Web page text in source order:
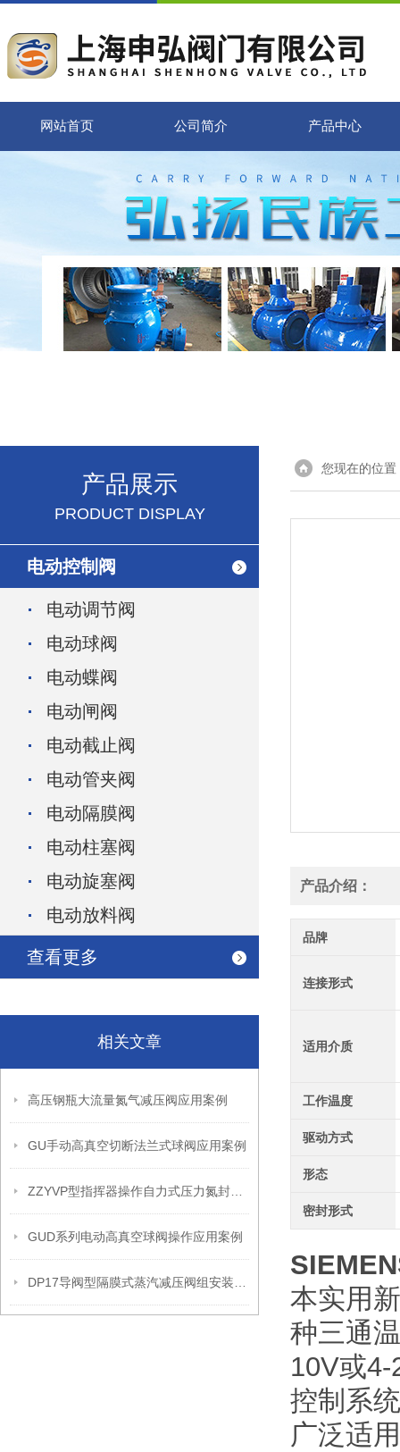
网站首页 公司简介 产品中心
产品展示
PRODUCT DISPLAY
电动控制阀
电动调节阀
电动球阀
电动蝶阀
电动闸阀
电动截止阀
电动管夹阀
电动隔膜阀
电动柱塞阀
电动旋塞阀
电动放料阀
查看更多
相关文章
高压钢瓶大流量氮气减压阀应用案例
GU手动高真空切断法兰式球阀应用案例
GUD系列电动高真空球阀操作应用案例
您现在的位置
产品介绍：
品牌
连接形式
适用介质
工作温度
驱动方式
形态
密封形式
本实用
种三通
10V或
控制系
广泛适